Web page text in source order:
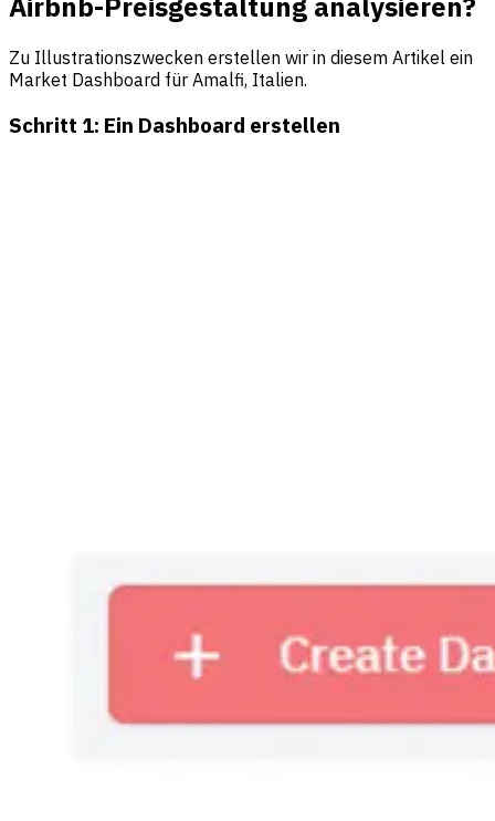
Zu Illustrationszwecken erstellen wir in diesem Artikel ein
Market Dashboard für Amalfi, Italien.
Schritt 1: Ein Dashboard erstellen